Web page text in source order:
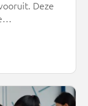
Deze
praktijk.
betere
in […]